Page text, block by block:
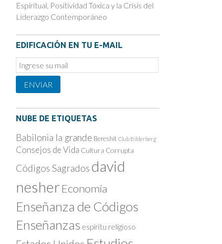
Espiritual, Positividad Tóxica y la Crisis del
Liderazgo Contemporáneo
EDIFICACIÓN EN TU E-MAIL
Email
Subscription
ENVIAR
NUBE DE ETIQUETAS
Babilonia la grande Bereshit Club Bilderberg
Consejos de Vida Cultura Corrupta
Códigos Sagrados david
nesher Economía
Enseñanza de Códigos
Enseñanzas espíritu religioso